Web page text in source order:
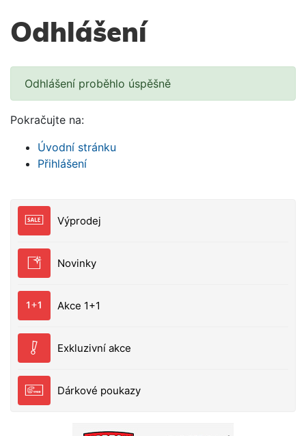
Výprodej
Novinky
Akce 1+1
Exkluzivní akce
Dárkové poukazy
Odhlášení
Odhlášení proběhlo úspěšně
Pokračujte na:
Úvodní stránku
Přihlášení